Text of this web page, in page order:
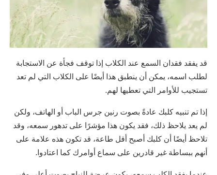
قد يفقد فقدان السمع عند الكلاب إذا توقف فجأة عن الاستجابة
لطلب اسمه، يمكن أن ينطبق هذا أيضًا على الكلاب التي لم تعد
تستجيب للأوامر التي تعطيها لهم.
إذا تم تنبيه كلبك عادةً بصوت رنين جرس الباب أو الهاتف، ولكن
لم يعد يلاحظ ذلك، فقد يكون هذا مؤشرًا على تدهور سمعه، وقد
تلاحظ أيضًا أن كلبك أصبح أقل طاعة، قد تكون هذه علامة على
أنهم ببساطة غير قادرين على سماع أوامرك كما اعتادوا.